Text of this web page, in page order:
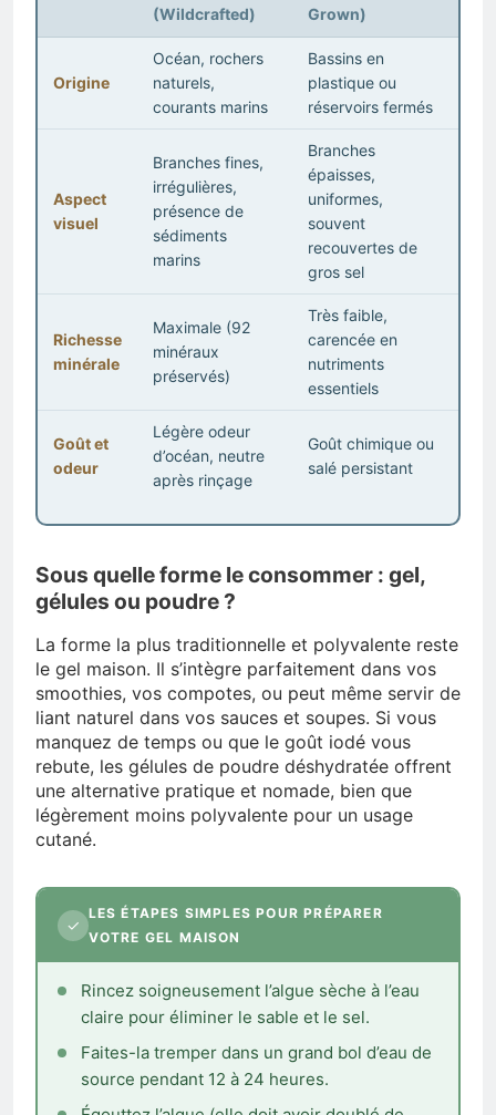
(Wildcrafted)
Grown)
Origine
Océan, rochers
naturels,
courants marins
Bassins en
plastique ou
réservoirs fermés
Aspect
visuel
Branches fines,
irrégulières,
présence de
sédiments
marins
Branches
épaisses,
uniformes,
souvent
recouvertes de
gros sel
Richesse
minérale
Maximale (92
minéraux
préservés)
Très faible,
carencée en
nutriments
essentiels
Goût et
odeur
Légère odeur
d’océan, neutre
après rinçage
Goût chimique ou
salé persistant
Sous quelle forme le consommer : gel,
gélules ou poudre ?
La forme la plus traditionnelle et polyvalente reste
le gel maison. Il s’intègre parfaitement dans vos
smoothies, vos compotes, ou peut même servir de
liant naturel dans vos sauces et soupes. Si vous
manquez de temps ou que le goût iodé vous
rebute, les gélules de poudre déshydratée offrent
une alternative pratique et nomade, bien que
légèrement moins polyvalente pour un usage
cutané.
✓
LES ÉTAPES SIMPLES POUR PRÉPARER
VOTRE GEL MAISON
Rincez soigneusement l’algue sèche à l’eau
claire pour éliminer le sable et le sel.
Faites-la tremper dans un grand bol d’eau de
source pendant 12 à 24 heures.